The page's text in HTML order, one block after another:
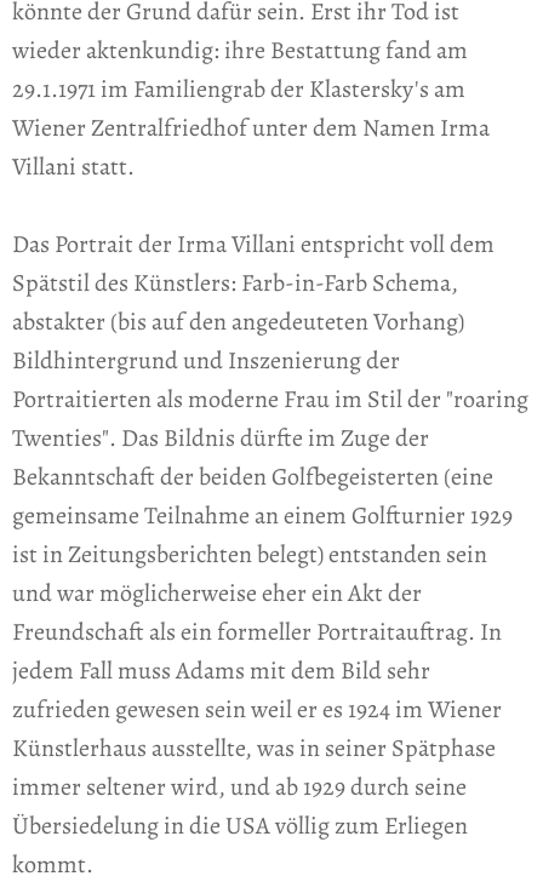
könnte der Grund dafür sein. Erst ihr Tod ist
wieder aktenkundig: ihre Bestattung fand am
29.1.1971 im Familiengrab der Klastersky's am
Wiener Zentralfriedhof unter dem Namen Irma
Villani statt.
Das Portrait der Irma Villani entspricht voll dem
Spätstil des Künstlers: Farb-in-Farb Schema,
abstakter (bis auf den angedeuteten Vorhang)
Bildhintergrund und Inszenierung der
Portraitierten als moderne Frau im Stil der "roaring
Twenties". Das Bildnis dürfte im Zuge der
Bekanntschaft der beiden Golfbegeisterten (eine
gemeinsame Teilnahme an einem Golfturnier 1929
ist in Zeitungsberichten belegt) entstanden sein
und war möglicherweise eher ein Akt der
Freundschaft als ein formeller Portraitauftrag. In
jedem Fall muss Adams mit dem Bild sehr
zufrieden gewesen sein weil er es 1924 im Wiener
Künstlerhaus ausstellte, was in seiner Spätphase
immer seltener wird, und ab 1929 durch seine
Übersiedelung in die USA völlig zum Erliegen
kommt.